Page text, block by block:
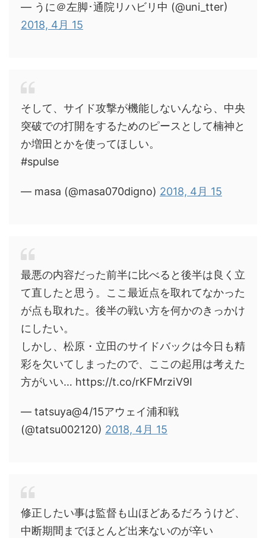
— うに＠左脚･通院リハビリ中 (@uni_tter)
2018, 4月 15
そして、サイド攻撃が機能しないんなら、中央
突破での打開をするためのピースとして楠神と
か増田とかを使ってほしい。
#spulse
— masa (@masa070digno) 2018, 4月 15
最悪の内容だった前半に比べると後半は良く立
て直したと思う。ここ最近点を取れてなかった
が点も取れた。後半の戦い方を何かのきっかけ
にしたい。
しかし、松原・立田のサイドバックは今日も精
彩を欠いてしまったので、ここの起用は考えた
方がいい… https://t.co/rKFMrziV9I
— tatsuya@4/15アウェイ浦和戦
(@tatsu002120) 2018, 4月 15
修正したい事は監督も山ほどあるだろうけど、
中断期間までほとんど出来ないのが辛い